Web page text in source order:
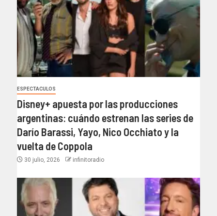
ESPECTACULOS
Disney+ apuesta por las producciones
argentinas: cuándo estrenan las series de
Darío Barassi, Yayo, Nico Occhiato y la
vuelta de Coppola
30 julio, 2026 infinitoradio